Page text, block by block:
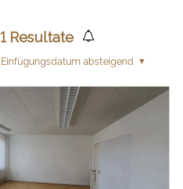
1Resultate
Einfügungsdatum absteigend